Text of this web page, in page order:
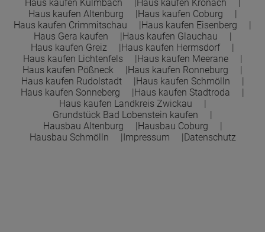
Haus kaufen Kulmbach
Haus kaufen Kronach
Haus kaufen Altenburg
Haus kaufen Coburg
Haus kaufen Crimmitschau
Haus kaufen Eisenberg
Haus Gera kaufen
Haus kaufen Glauchau
Haus kaufen Greiz
Haus kaufen Hermsdorf
Haus kaufen Lichtenfels
Haus kaufen Meerane
Haus kaufen Pößneck
Haus kaufen Ronneburg
Haus kaufen Rudolstadt
Haus kaufen Schmölln
Haus kaufen Sonneberg
Haus kaufen Stadtroda
Haus kaufen Landkreis Zwickau
Grundstück Bad Lobenstein kaufen
Hausbau Altenburg
Hausbau Coburg
Hausbau Schmölln
Impressum Datenschutz